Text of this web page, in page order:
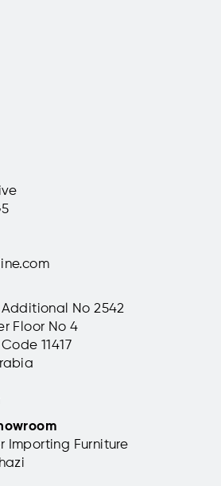
No 2542
Floor No 4
11417
Importing Furniture